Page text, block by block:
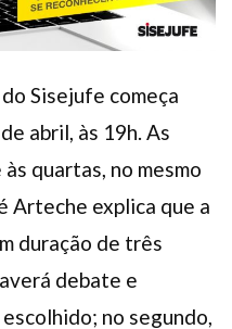
Sisejufe começa
abril, às 19h. As
quartas, no mesmo
Arteche explica que a
duração de três
debate e
no segundo,